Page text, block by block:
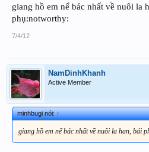
giang hồ em nể bác nhất về nuôi la
phụ:notworthy:
7/4/12
NamDinhKhanh
Active Member
minhbugi nói:↑
giang hồ em nể bác nhất về nuôi la han, bái